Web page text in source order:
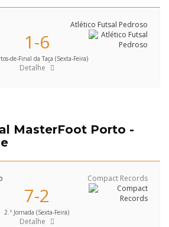
Atlético Futsal Pedroso
1-6
de-Final da Taça (Sexta-Feira)
Detalhe
MasterFoot Porto -
Compact Records
7-2
2.ª Jornada (Sexta-Feira)
Detalhe